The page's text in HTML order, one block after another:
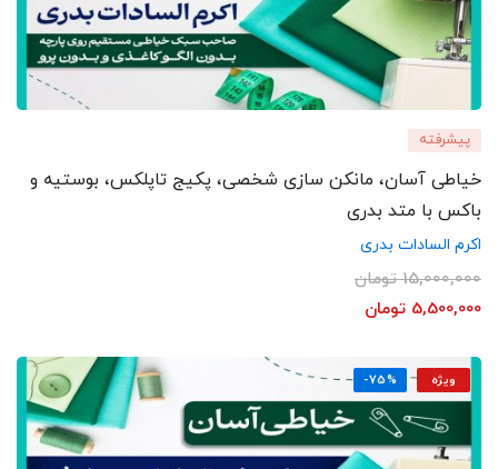
پیشرفته
خیاطی آسان، مانکن سازی شخصی، پکیج تاپلکس، بوستیه و
باکس با متد بدری
اکرم السادات بدری
15,000,000 تومان
5,500,000 تومان
ویژه -75%